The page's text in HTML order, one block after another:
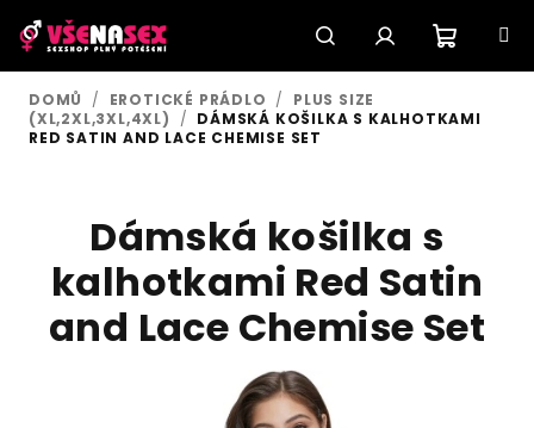
na
obsah
HledatPřihlášení
DOMŮ / EROTICKÉ PRÁDLO /
PLUS SIZE
(XL,2XL,3XL,4XL)
/ DÁMSKÁ KOŠILKA S KALHOTKAMI
RED SATIN AND LACE CHEMISE SET
Dámská košilka s
kalhotkami Red Satin
and Lace Chemise Set